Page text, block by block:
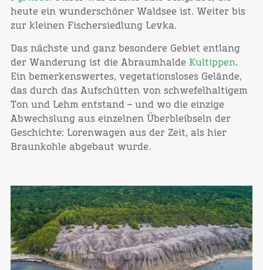
heute ein wunderschöner Waldsee ist. Weiter bis
zur kleinen Fischersiedlung Levka.
Das nächste und ganz besondere Gebiet entlang
der Wanderung ist die Abraumhalde Kultippen.
Ein bemerkenswertes, vegetationsloses Gelände,
das durch das Aufschütten von schwefelhaltigem
Ton und Lehm entstand – und wo die einzige
Abwechslung aus einzelnen Überbleibseln der
Geschichte: Lorenwagen aus der Zeit, als hier
Braunkohle abgebaut wurde.